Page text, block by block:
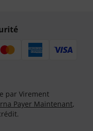
par Virement
Payer Maintenant,